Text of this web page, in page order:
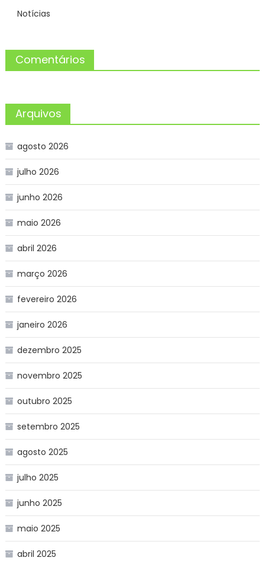
Notícias
Comentários
Arquivos
agosto 2026
julho 2026
junho 2026
maio 2026
abril 2026
março 2026
fevereiro 2026
janeiro 2026
dezembro 2025
novembro 2025
outubro 2025
setembro 2025
agosto 2025
julho 2025
junho 2025
maio 2025
abril 2025